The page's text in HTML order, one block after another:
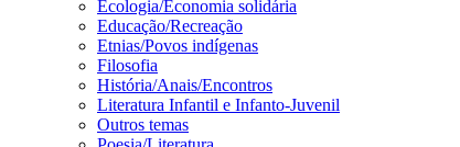
Ecologia/Economia solidária
Educação/Recreação
Etnias/Povos indígenas
Filosofia
História/Anais/Encontros
Literatura Infantil e Infanto-Juvenil
Outros temas